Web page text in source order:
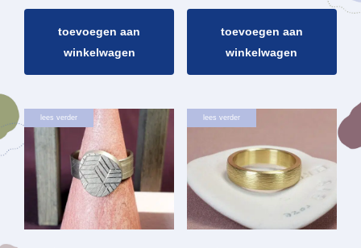
toevoegen aan
winkelwagen
toevoegen aan
winkelwagen
lees verder lees verder